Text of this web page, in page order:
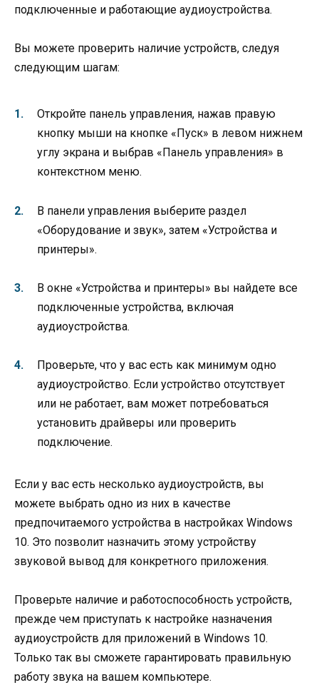
подключенные и работающие аудиоустройства.
Вы можете проверить наличие устройств, следуя
следующим шагам:
Откройте панель управления, нажав правую
кнопку мыши на кнопке «Пуск» в левом нижнем
углу экрана и выбрав «Панель управления» в
контекстном меню.
В панели управления выберите раздел
«Оборудование и звук», затем «Устройства и
принтеры».
В окне «Устройства и принтеры» вы найдете все
подключенные устройства, включая
аудиоустройства.
Проверьте, что у вас есть как минимум одно
аудиоустройство. Если устройство отсутствует
или не работает, вам может потребоваться
установить драйверы или проверить
подключение.
Если у вас есть несколько аудиоустройств, вы
можете выбрать одно из них в качестве
предпочитаемого устройства в настройках Windows
10. Это позволит назначить этому устройству
звуковой вывод для конкретного приложения.
Проверьте наличие и работоспособность устройств,
прежде чем приступать к настройке назначения
аудиоустройств для приложений в Windows 10.
Только так вы сможете гарантировать правильную
работу звука на вашем компьютере.